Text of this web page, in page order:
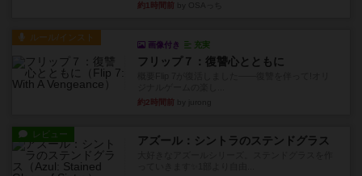
約1時間前
ルール/インスト
画像付き 充実
フリップ７：復讐心とともに
約2時間前
レビュー アズール：シントラのステンドグラス